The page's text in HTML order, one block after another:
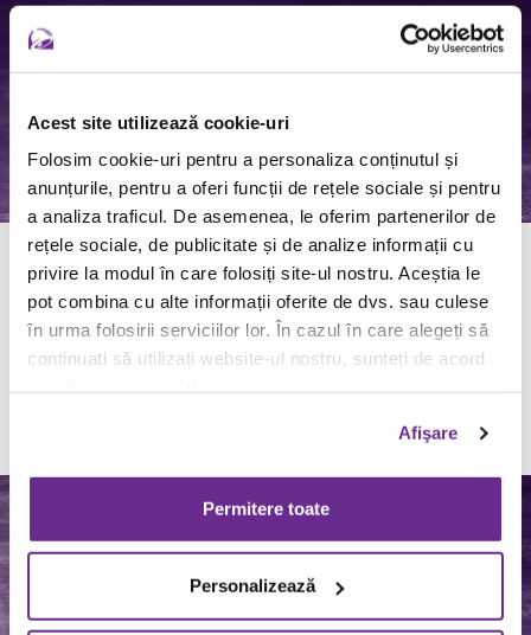
Acest site utilizează cookie-uri
Folosim cookie-uri pentru a personaliza conținutul și
anunțurile, pentru a oferi funcții de rețele sociale și pentru
a analiza traficul. De asemenea, le oferim partenerilor de
rețele sociale, de publicitate și de analize informații cu
privire la modul în care folosiți site-ul nostru. Aceștia le
pot combina cu alte informații oferite de dvs. sau culese
în urma folosirii serviciilor lor. În cazul în care alegeți să
continuați să utilizați website-ul nostru, sunteți de acord
Afişare
Permitere toate
Personalizează
SOFT TACO SUPREME
Comandă acum prin Click&Collect
Valori nutriționale, alergeni și ingrediente produs